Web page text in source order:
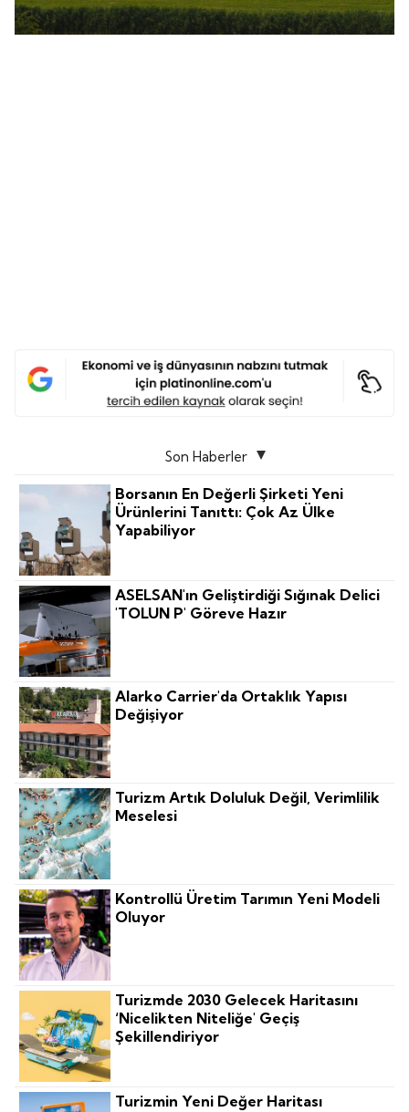
Son Haberler
Borsanın En Değerli Şirketi Yeni
Ürünlerini Tanıttı: Çok Az Ülke
Yapabiliyor
ASELSAN'ın Geliştirdiği Sığınak Delici
'TOLUN P' Göreve Hazır
Alarko Carrier'da Ortaklık Yapısı
Değişiyor
Turizm Artık Doluluk Değil, Verimlilik
Meselesi
Kontrollü Üretim Tarımın Yeni Modeli
Oluyor
Turizmde 2030 Gelecek Haritasını
‘nicelikten Niteliğe' Geçiş
Şekillendiriyor
Turizmin Yeni Değer Haritası